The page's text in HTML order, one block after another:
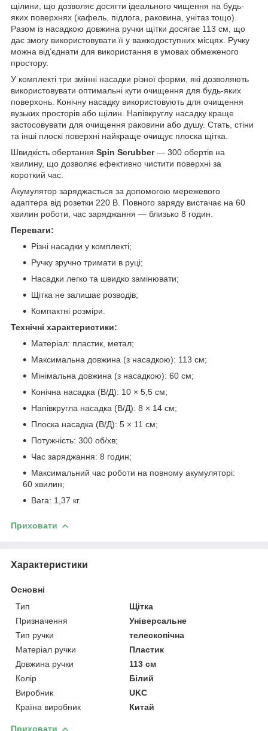
щілини, що дозволяє досягти ідеального чищення на будь-
яких поверхнях (кафель, підлога, раковина, унітаз тощо).
Разом із насадкою довжина ручки щітки досягає 113 см, що
дає змогу використовувати її у важкодоступних місцях. Ручку
можна від’єднати для використання в умовах обмеженого
простору.
У комплекті три змінні насадки різної форми, які дозволяють
використовувати оптимальні кути очищення для будь-яких
поверхонь. Конічну насадку використовують для очищення
вузьких просторів або щілин. Напівкруглу насадку краще
застосовувати для очищення раковини або душу. Стать, стіни
та інші плоскі поверхні найкраще очищує плоска щітка.
Швидкість обертання Spin Scrubber— 300 обертів на
хвилину, що дозволяє ефективно чистити поверхні за
короткий час.
Акумулятор заряджається за допомогою мережевого
адаптера від розетки 220 В. Повного заряду вистачає на 60
хвилин роботи, час заряджання — близько 8 годин.
Переваги:
Різні насадки у комплекті;
Ручку зручно тримати в руці;
Насадки легко та швидко замінювати;
Щітка не залишає розводів;
Компактні розміри.
Технічні характеристики:
Матеріал: пластик, метал;
Максимальна довжина (з насадкою): 113 см;
Мінімальна довжина (з насадкою): 60 см;
Конічна насадка (В/Д): 10 × 5,5 см;
Напівкругла насадка (В/Д): 8 × 14 см;
Плоска насадка (В/Д): 5 × 11 см;
Потужність: 300 об/хв;
Час заряджання: 8 годин;
Максимальний час роботи на повному акумуляторі:
60 хвилин;
Вага: 1,37 кг.
Приховати
Характеристики
Основні
Тип
Щітка
Призначення
Універсальне
Тип ручки
телескопічна
Матеріал ручки
Пластик
Довжина ручки
113 см
Колір
Білий
Виробник
UKC
Країна виробник
Китай
Приховати